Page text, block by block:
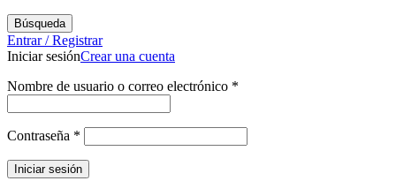
Búsqueda
Entrar / Registrar
Iniciar sesiónCrear una cuenta
Nombre de usuario o correo electrónico *
Contraseña *
Iniciar sesión